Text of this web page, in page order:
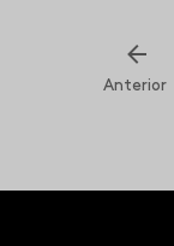
Anterior